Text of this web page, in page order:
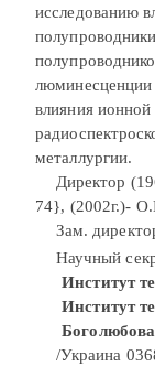
исследованию
люминесценции
влияния
металлургии.
Директор
74}, (2002г.)-
Зам.
Научный
Институт
Институт
Боголюбова
/Украина